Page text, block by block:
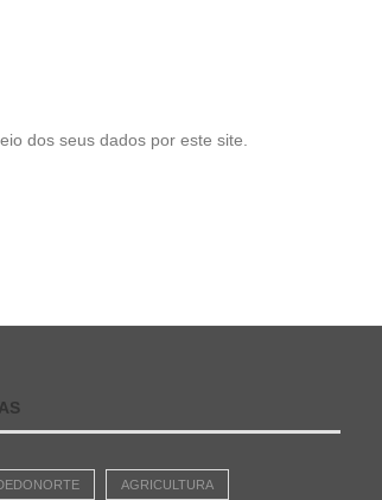
dos seus dados por este site.
AGRICULTURA